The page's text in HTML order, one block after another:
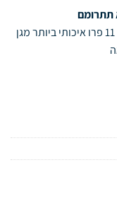
תתרומם
מגן מסך זכוכית דק במיוחד 0.33 מ”מ לאייפון 11 פרו איכותי ביותר מגן